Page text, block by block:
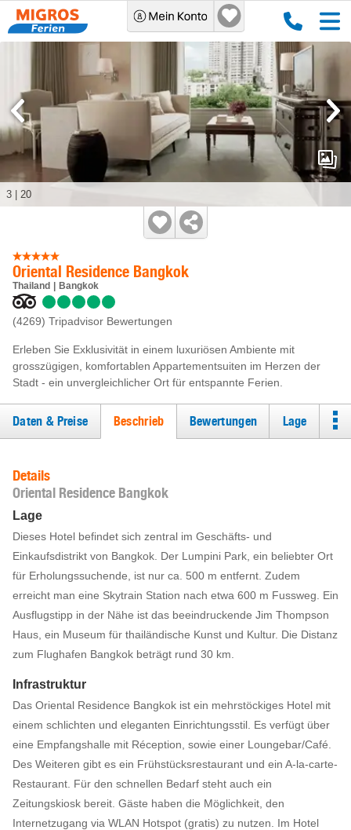
Oriental Residence Bangkok
Thailand Bangkok
(4269) Tripadvisor Bewertungen
Erleben Sie Exklusivität in einem luxuriösen Ambiente mit
grosszügigen, komfortablen Appartementsuiten im Herzen der
Stadt - ein unvergleichlicher Ort für entspannte Ferien.
3 20
Daten & Preise Beschrieb Bewertungen Lage
Details
Oriental Residence Bangkok
Lage
Dieses Hotel befindet sich zentral im Geschäfts- und
Einkaufsdistrikt von Bangkok. Der Lumpini Park, ein beliebter Ort
für Erholungssuchende, ist nur ca. 500 m entfernt. Zudem
erreicht man eine Skytrain Station nach etwa 600 m Fussweg. Ein
Ausflugstipp in der Nähe ist das beeindruckende Jim Thompson
Haus, ein Museum für thailändische Kunst und Kultur. Die Distanz
zum Flughafen Bangkok beträgt rund 30 km.
Infrastruktur
Das Oriental Residence Bangkok ist ein mehrstöckiges Hotel mit
einem schlichten und eleganten Einrichtungsstil. Es verfügt über
eine Empfangshalle mit Réception, sowie einer Loungebar/Café.
Des Weiteren gibt es ein Frühstücksrestaurant und ein A-la-carte-
Restaurant. Für den schnellen Bedarf steht auch ein
Zeitungskiosk bereit. Gäste haben die Möglichkeit, den
Internetzugang via WLAN Hotspot (gratis) zu nutzen. Im Hotel